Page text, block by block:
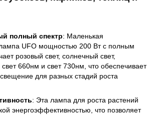
полный спектр: Маленькая
UFO мощностью 200 Вт с полным
розовый свет, солнечный свет,
660нм и свет 730нм, что обеспечивает
для разных стадий роста
: Эта лампа для роста растений
энергоэффективностью, что позволяет